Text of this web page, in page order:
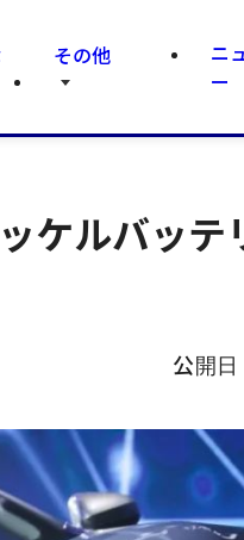
その他
ニ
ー
ケルバッテ
公開日